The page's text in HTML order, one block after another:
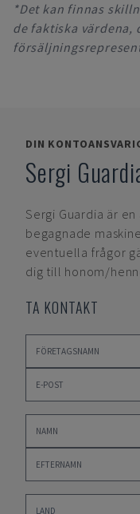
*Det kan finnas
de faktiska värdena,
DIN
Sergi
Sergi Guardia är
begagnade
eventuella frågor
dig till honom/
TA KONTAKT